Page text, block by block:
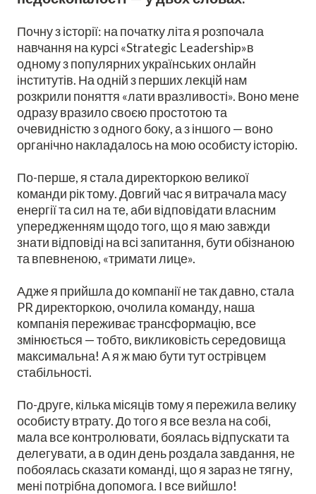
Почну з історії: на початку літа я розпочала
навчання на курсі «Strategic Leadership»в
одному з популярних українських онлайн
інститутів. На одній з перших лекцій нам
розкрили поняття «лати вразливості». Воно мене
одразу вразило своєю простотою та
очевидністю з одного боку, а з іншого — воно
органічно накладалось на мою особисту історію.
По-перше, я стала директоркою великої
команди рік тому. Довгий час я витрачала масу
енергії та сил на те, аби відповідати власним
упередженням щодо того, що я маю завжди
знати відповіді на всі запитання, бути обізнаною
та впевненою, «тримати лице».
Адже я прийшла до компанії не так давно, стала
PR директоркою, очолила команду, наша
компанія переживає трансформацію, все
змінюється — тобто, викликовість середовища
максимальна! А я ж маю бути тут острівцем
стабільності.
По-друге, кілька місяців тому я пережила велику
особисту втрату. До того я все везла на собі,
мала все контролювати, боялась відпускати та
делегувати, а в один день роздала завдання, не
побоялась сказати команді, що я зараз не тягну,
мені потрібна допомога. І все вийшло!